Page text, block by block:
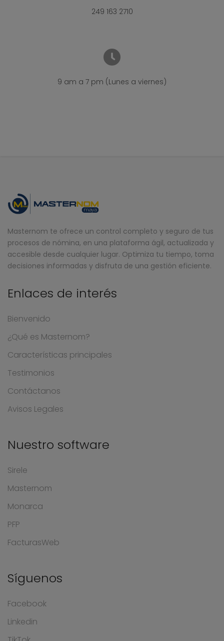
9 am a 7 pm (Lunes a viernes)
Masternom te ofrece un control completo y seguro de tus
accesible desde cualquier lugar. Optimiza tu tiempo, toma
decisiones informadas y disfruta de una gestión eficiente.
Enlaces de interés
Bienvenido
¿Qué es Masternom?
Características principales
Testimonios
Contáctanos
Avisos Legales
Sirele
Masternom
Monarca
PFP
FacturasWeb
Facebook
Linkedin
TikTok
YouTube